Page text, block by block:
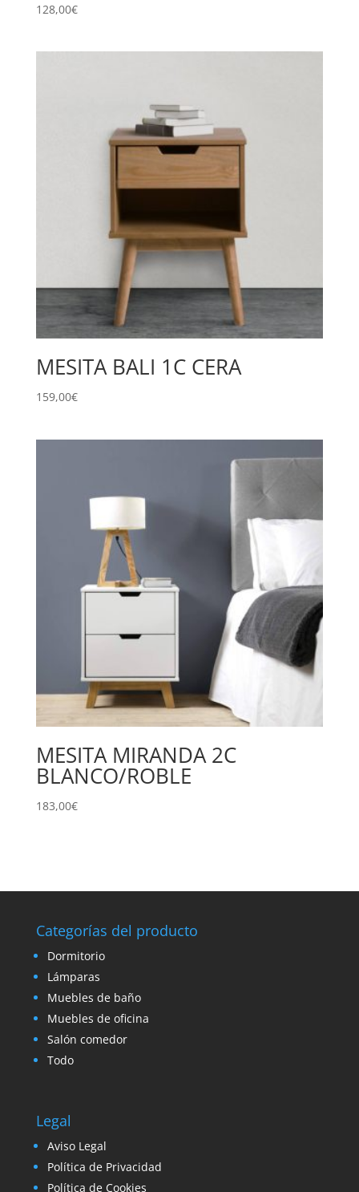
128,00€
MESITA BALI 1C CERA
159,00€
MESITA MIRANDA 2C
BLANCO/ROBLE
183,00€
Categorías del producto
Dormitorio
Lámparas
Muebles de baño
Muebles de oficina
Salón comedor
Todo
Legal
Aviso Legal
Política de Privacidad
Política de Cookies